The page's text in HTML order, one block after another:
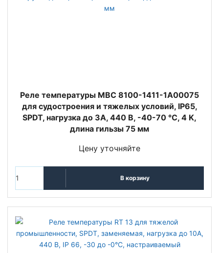
Реле температуры MBC 8100-1411-1A00075
для судостроения и тяжелых условий, IP65,
SPDT, нагрузка до 3А, 440 В, -40-70 °C, 4 K,
длина гильзы 75 мм
Цену уточняйте
В корзину